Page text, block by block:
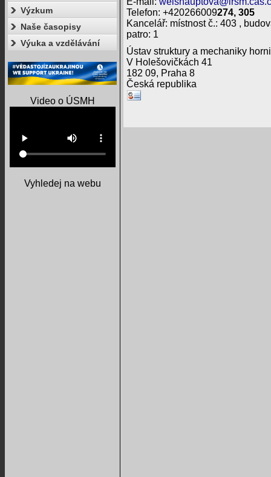
Výzkum
Naše časopisy
Výuka a vzdělávání
Video o ÚSMH
Vyhledej na webu
Telefon: +420266009274, 305
Kancelář: místnost č.: 403 ,
patro: 1
Ústav struktury a mechaniky
V Holešovičkách 41
182 09, Praha 8
Česká republika